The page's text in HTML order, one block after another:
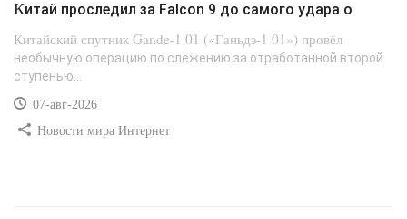
Китай проследил за Falcon 9 до самого удара о
Китайский спутник Gande-1 01 («Ганьдэ-1 01») провёл
необычную операцию по слежению за отработанной второй
ступенью...
07-авг-2026
Новости мира Интернет